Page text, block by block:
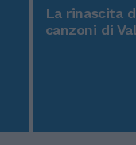
La rinascita
canzoni di